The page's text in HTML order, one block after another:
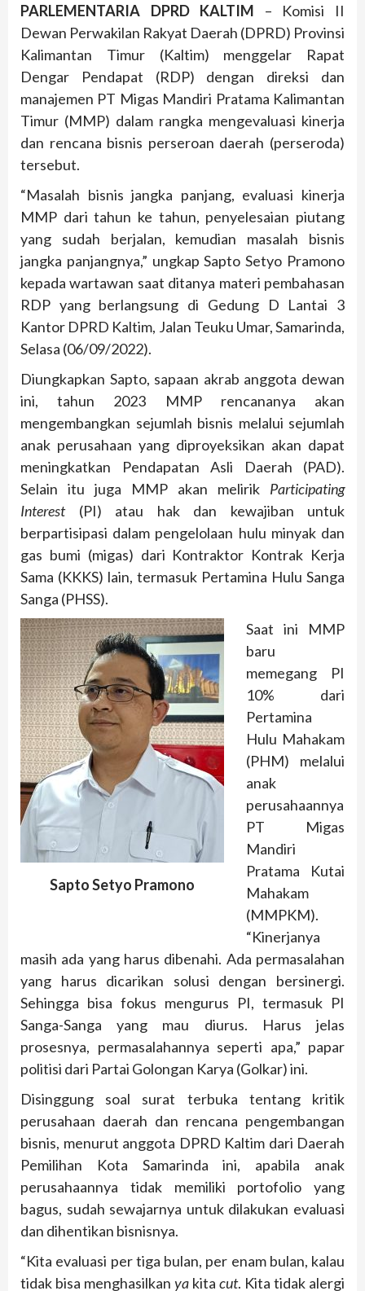
PARLEMENTARIA DPRD KALTIM – Komisi II
Dewan Perwakilan Rakyat Daerah (DPRD) Provinsi
Kalimantan Timur (Kaltim) menggelar Rapat
Dengar Pendapat (RDP) dengan direksi dan
manajemen PT Migas Mandiri Pratama Kalimantan
Timur (MMP) dalam rangka mengevaluasi kinerja
dan rencana bisnis perseroan daerah (perseroda)
tersebut.
“Masalah bisnis jangka panjang, evaluasi kinerja
MMP dari tahun ke tahun, penyelesaian piutang
yang sudah berjalan, kemudian masalah bisnis
jangka panjangnya,” ungkap Sapto Setyo Pramono
kepada wartawan saat ditanya materi pembahasan
RDP yang berlangsung di Gedung D Lantai 3
Kantor DPRD Kaltim, Jalan Teuku Umar, Samarinda,
Selasa (06/09/2022).
Diungkapkan Sapto, sapaan akrab anggota dewan
ini, tahun 2023 MMP rencananya akan
mengembangkan sejumlah bisnis melalui sejumlah
anak perusahaan yang diproyeksikan akan dapat
meningkatkan Pendapatan Asli Daerah (PAD).
Selain itu juga MMP akan melirik Participating
Interest(PI) atau hak dan kewajiban untuk
berpartisipasi dalam pengelolaan hulu minyak dan
gas bumi (migas) dari Kontraktor Kontrak Kerja
Sama (KKKS) lain, termasuk Pertamina Hulu Sanga
Sanga (PHSS).
Sapto Setyo Pramono
Saat ini MMP
baru
memegang PI
10% dari
Pertamina
Hulu Mahakam
(PHM) melalui
anak
perusahaannya
PT Migas
Mandiri
Pratama Kutai
Mahakam
(MMPKM).
“Kinerjanya
masih ada yang harus dibenahi. Ada permasalahan
yang harus dicarikan solusi dengan bersinergi.
Sehingga bisa fokus mengurus PI, termasuk PI
Sanga-Sanga yang mau diurus. Harus jelas
prosesnya, permasalahannya seperti apa,” papar
politisi dari Partai Golongan Karya (Golkar) ini.
Disinggung soal surat terbuka tentang kritik
perusahaan daerah dan rencana pengembangan
bisnis, menurut anggota DPRD Kaltim dari Daerah
Pemilihan Kota Samarinda ini, apabila anak
perusahaannya tidak memiliki portofolio yang
bagus, sudah sewajarnya untuk dilakukan evaluasi
dan dihentikan bisnisnya.
“Kita evaluasi per tiga bulan, per enam bulan, kalau
tidak bisa menghasilkan ya kita cut. Kita tidak alergi